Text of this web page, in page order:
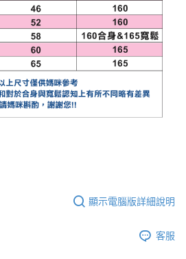
顯示電腦版詳細說明
客服